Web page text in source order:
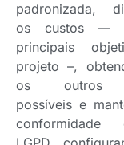
padronizada,
os custos —
principais
projeto –,
os outros
possíveis e